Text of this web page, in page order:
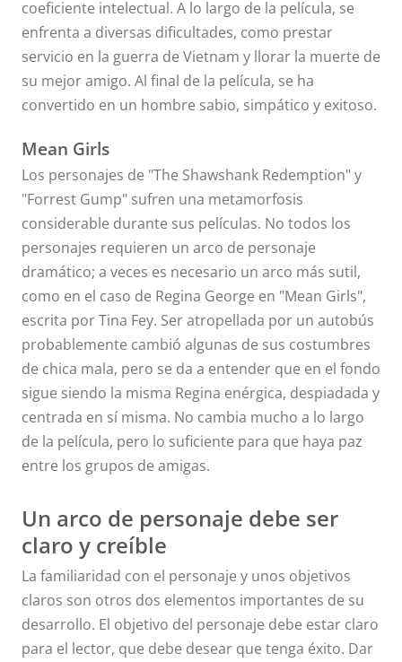
coeficiente intelectual. A lo largo de la película, se
enfrenta a diversas dificultades, como prestar
servicio en la guerra de Vietnam y llorar la muerte de
su mejor amigo. Al final de la película, se ha
convertido en un hombre sabio, simpático y exitoso.
Mean Girls
Los personajes de "The Shawshank Redemption" y
"Forrest Gump" sufren una metamorfosis
considerable durante sus películas. No todos los
personajes requieren un arco de personaje
dramático; a veces es necesario un arco más sutil,
como en el caso de Regina George en "Mean Girls",
escrita por Tina Fey. Ser atropellada por un autobús
probablemente cambió algunas de sus costumbres
de chica mala, pero se da a entender que en el fondo
sigue siendo la misma Regina enérgica, despiadada y
centrada en sí misma. No cambia mucho a lo largo
de la película, pero lo suficiente para que haya paz
entre los grupos de amigas.
Un arco de personaje debe ser
claro y creíble
La familiaridad con el personaje y unos objetivos
claros son otros dos elementos importantes de su
desarrollo. El objetivo del personaje debe estar claro
para el lector, que debe desear que tenga éxito. Dar